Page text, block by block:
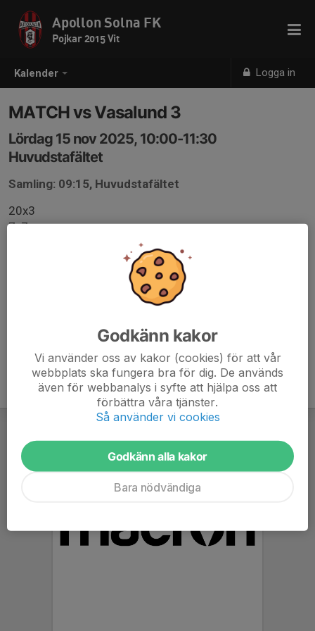
Kalender Logga in
Apollon Solna FK
Pojkar 2015 Vit
MATCH vs Vasalund 3
Lördag 15 nov 2025, 10:00-11:30
Huvudstafältet
Samling: 09:15, Huvudstafältet
20x3
7v7
Godkänn kakor
Vi använder oss av kakor (cookies) för att vår
webbplats ska fungera bra för dig. De används
även för webbanalys i syfte att hjälpa oss att
förbättra våra tjänster.
Så använder vi cookies
Godkänn alla kakor
Bara nödvändiga